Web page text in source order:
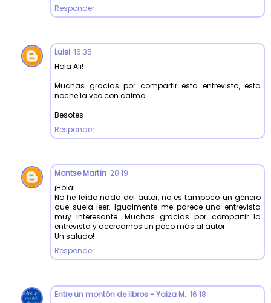
Responder
Luisi 16:35
Hola Ali!
Muchas gracias por compartir esta entrevista, esta
noche la veo con calma.
Besotes
Responder
Montse Martín 20:19
¡Hola!
No he leído nada del autor, no es tampoco un género
que suela leer. Igualmente me parece una entrevista
muy interesante. Muchas gracias por compartir la
entrevista y acercarnos un poco más al autor.
Un saludo!
Responder
Entre un montón de libros - Yaiza M. 16:18